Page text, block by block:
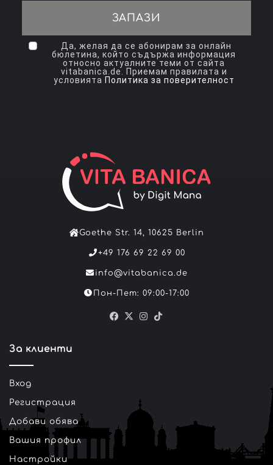
ЗАПАЗИ
Да, желая да се абонирам за онлайн
бюлетина, който съдържа информация
относно актуалните теми от сайта
vitabanica.de. Приемам правилата и
условията Политика за поверителност
Goethe Str. 14, 10625 Berlin
+49 176 69 22 69 00
info@vitabanica.de
Пон-Пет: 09:00-17:00
Facebook
X Instagram
За клиенти
Вход
Регистрация
Добави обява
Вашия профил
Настройки